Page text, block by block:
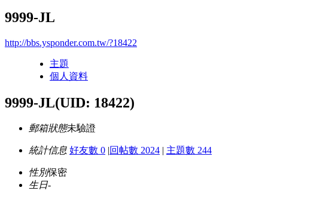
9999-JL
http://bbs.ysponder.com.tw/?18422
主題
個人資料
9999-JL(UID: 18422)
郵箱狀態未驗證
統計信息 好友數 0 |回帖數 2024 | 主題數 244
性別保密
生日-